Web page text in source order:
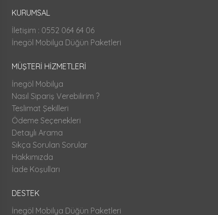
KURUMSAL
İletişim : 0552 064 64 06
İnegöl Mobilya Düğün Paketleri
MÜŞTERİ HİZMETLERİ
İnegöl Mobilya
Nasıl Sipariş Verebilirim ?
Teslimat Şekilleri
Ödeme Seçenekleri
Detaylı Arama
Sıkça Sorulan Sorular
Hakkımızda
İade Koşulları
DESTEK
İnegöl Mobilya Düğün Paketleri